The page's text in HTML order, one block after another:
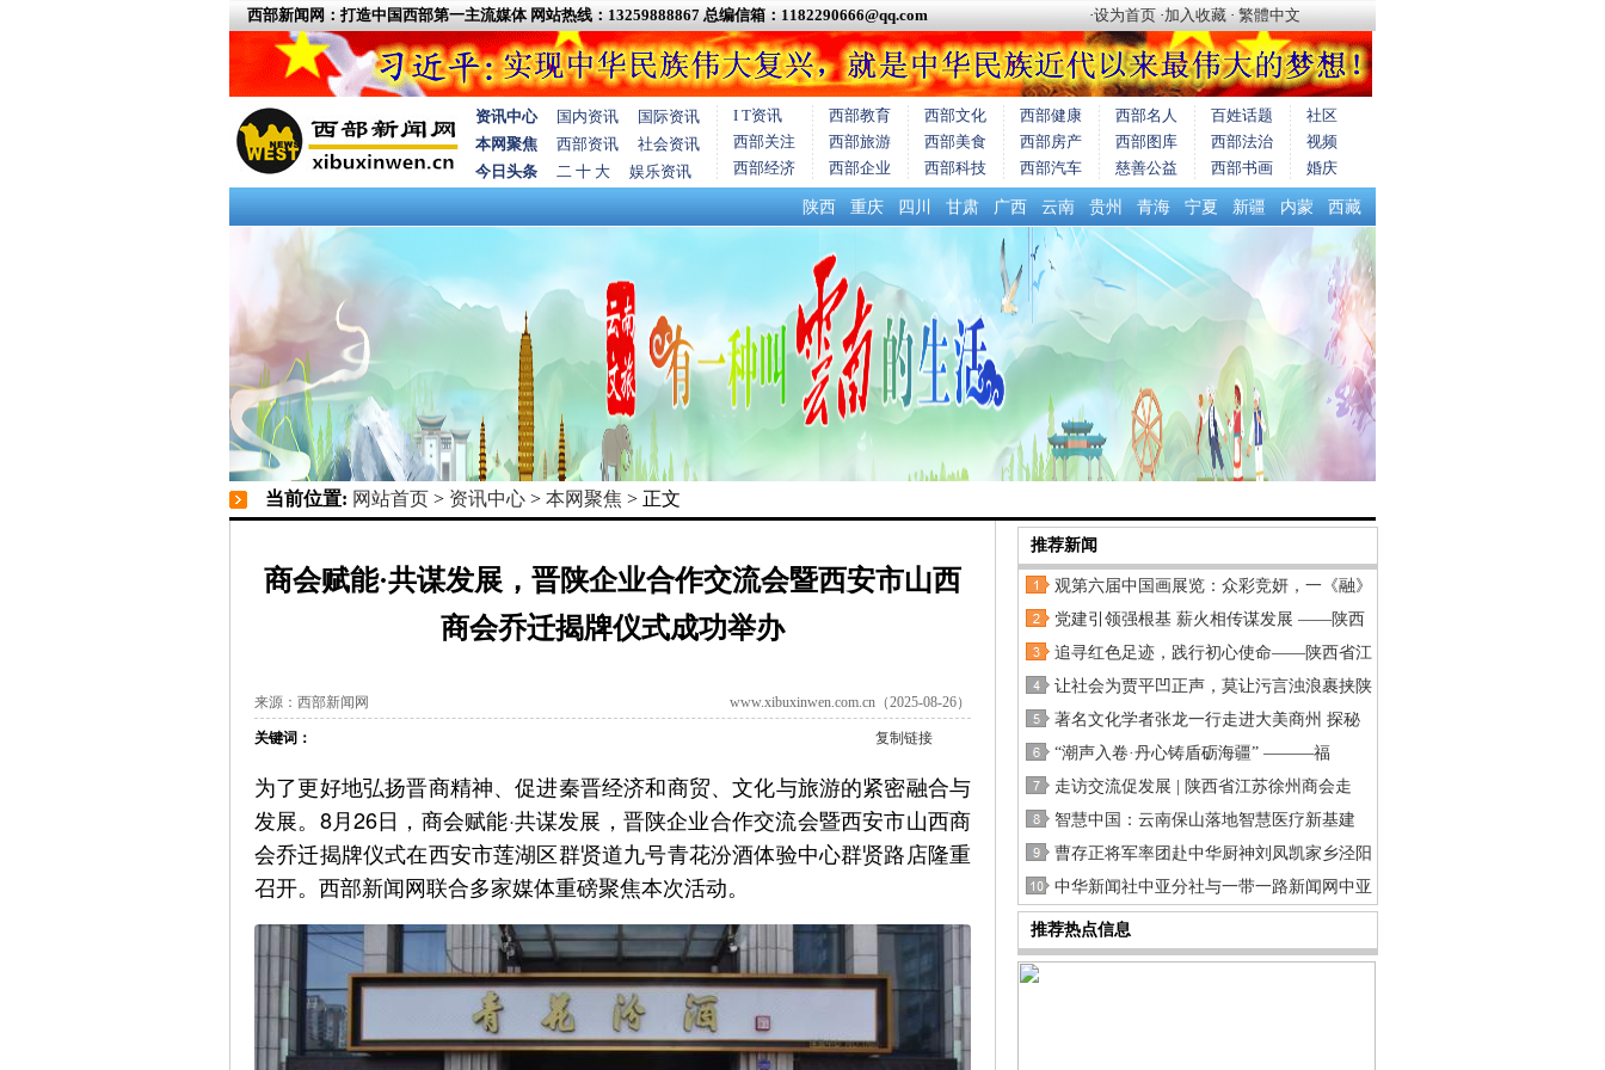
西部新闻网：打造中国西部第一主流媒体 网站热线：13259888867 总编信箱：1182290666@qq.com ·设为首页 ·加入收藏 · 繁體中文
资讯中心 国内资讯
国际资讯
本网聚焦
西部资讯
社会资讯
今日头条
二 十 大 娱乐资讯
I T资讯
西部关注
西部经济
西部教育
西部旅游
西部企业
西部文化
西部美食
西部科技
西部健康
西部房产
西部汽车
西部名人
西部图库
慈善公益
百姓话题
西部法治
西部书画
社区
视频
婚庆
陕西 重庆 四川 甘肃 广西 云南 贵州 青海 宁夏 新疆 内蒙 西藏
当前位置: 网站首页 > 资讯中心 > 本网聚焦 > 正文
商会赋能·共谋发展，晋陕企业合作交流会暨西安市山西
商会乔迁揭牌仪式成功举办
www.xibuxinwen.com.cn（2025-08-26）
来源：西部新闻网
复制链接
关键词：
为了更好地弘扬晋商精神、促进秦晋经济和商贸、文化与旅游的紧密融合与
发展。8月26日，商会赋能·共谋发展，晋陕企业合作交流会暨西安市山西商
会乔迁揭牌仪式在西安市莲湖区群贤道九号青花汾酒体验中心群贤路店隆重
召开。西部新闻网联合多家媒体重磅聚焦本次活动。
推荐新闻
观第六届中国画展览：众彩竞妍，一《融》
党建引领强根基 薪火相传谋发展 ——陕西
追寻红色足迹，践行初心使命——陕西省江
让社会为贾平凹正声，莫让污言浊浪裹挟陕
著名文化学者张龙一行走进大美商州 探秘
“潮声入卷·丹心铸盾砺海疆” ———福
走访交流促发展 | 陕西省江苏徐州商会走
智慧中国：云南保山落地智慧医疗新基建
曹存正将军率团赴中华厨神刘凤凯家乡泾阳
中华新闻社中亚分社与一带一路新闻网中亚
推荐热点信息